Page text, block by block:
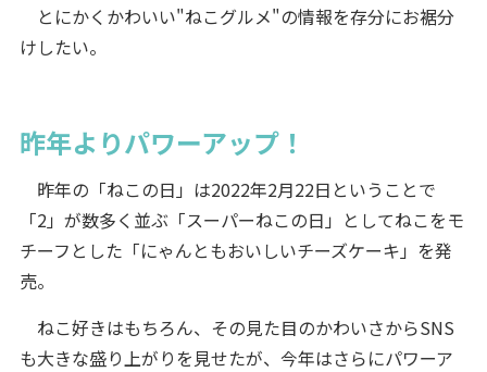
とにかくかわいい"ねこグルメ"の情報を存分にお裾分
けしたい。
昨年よりパワーアップ！
昨年の「ねこの日」は2022年2月22日ということで
「2」が数多く並ぶ「スーパーねこの日」としてねこをモ
チーフとした「にゃんともおいしいチーズケーキ」を発
売。
ねこ好きはもちろん、その見た目のかわいさからSNS
も大きな盛り上がりを見せたが、今年はさらにパワーア